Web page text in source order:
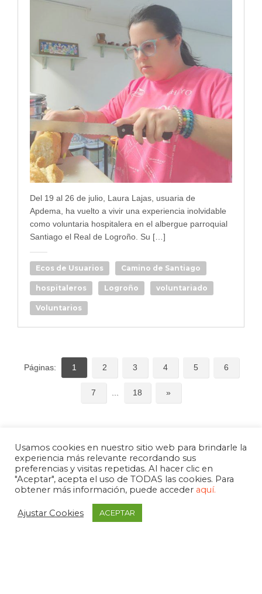
Del 19 al 26 de julio, Laura Lajas, usuaria de
Apdema, ha vuelto a vivir una experiencia inolvidable
como voluntaria hospitalera en el albergue parroquial
Santiago el Real de Logroño. Su […]
Ecos de Usuarios Camino de Santiago
hospitaleros Logroño voluntariado
Voluntarios
Páginas: 1 2 3 4 5 6
7 18 »
Usamos cookies en nuestro sitio web para brindarle la
experiencia más relevante recordando sus
preferencias y visitas repetidas. Al hacer clic en
"Aceptar", acepta el uso de TODAS las cookies. Para
obtener más información, puede acceder aquí.
Ajustar Cookies ACEPTAR